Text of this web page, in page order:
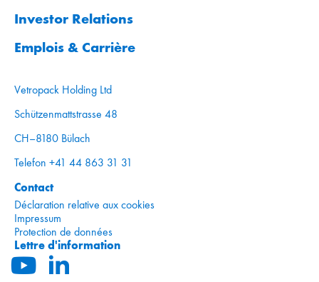
Investor Relations
Emplois & Carrière
Vetropack Holding Ltd
Schützenmattstrasse 48
CH–8180 Bülach
Telefon +41 44 863 31 31
Contact
Déclaration relative aux cookies
Impressum
Protection de données
Lettre d'information